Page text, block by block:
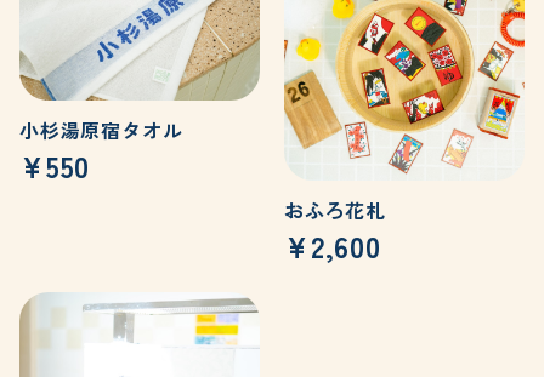
小杉湯原宿タオル
¥550
おふろ花札
¥2,600